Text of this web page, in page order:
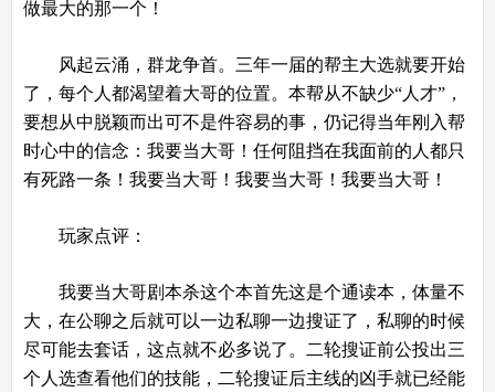
做最大的那一个！
风起云涌，群龙争首。三年一届的帮主大选就要开始
了，每个人都渴望着大哥的位置。本帮从不缺少“人才”，
要想从中脱颖而出可不是件容易的事，仍记得当年刚入帮
时心中的信念：我要当大哥！任何阻挡在我面前的人都只
有死路一条！我要当大哥！我要当大哥！我要当大哥！
玩家点评：
我要当大哥剧本杀这个本首先这是个通读本，体量不
大，在公聊之后就可以一边私聊一边搜证了，私聊的时候
尽可能去套话，这点就不必多说了。二轮搜证前公投出三
个人选查看他们的技能，二轮搜证后主线的凶手就已经能